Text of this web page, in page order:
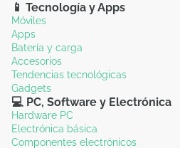
📱 Tecnología y Apps
Móviles
Apps
Batería y carga
Accesorios
Tendencias tecnológicas
Gadgets
💻 PC, Software y Electrónica
Hardware PC
Electrónica básica
Componentes electrónicos